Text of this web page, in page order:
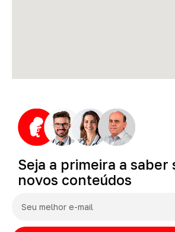
Seja a primeira a saber
novos conteúdos